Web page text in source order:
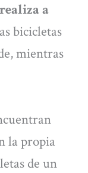
a
bicicletas
mientras
la propia
de un